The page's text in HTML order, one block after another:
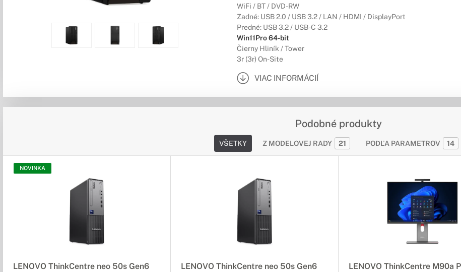
WiFi / BT / DVD-RW
Zadné: USB 2.0 / USB 3.2 / LAN / HDMI / DisplayPort
Predné: USB 3.2 / USB-C 3.2
Win11Pro 64-bit
Čierny Hliník / Tower
3r (3r) On-Site
VIAC INFORMÁCIÍ
Podobné produkty
VŠETKY Z MODELOVEJ RADY 21 PODĽA PARAMETROV 14
NOVINKA
LENOVO ThinkCentre neo 50s Gen6 LENOVO ThinkCentre neo 50s Gen6
LENOVO ThinkCentre M90a